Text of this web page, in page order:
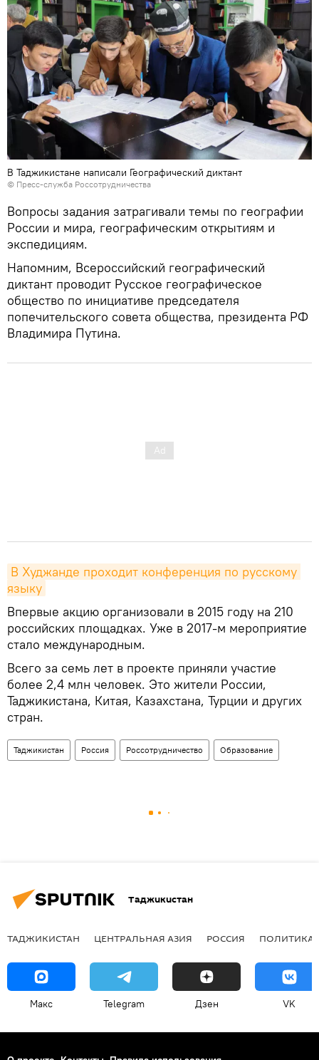
В Таджикистане написали Географический диктант
© Пресс-служба Россотрудничества
Вопросы задания затрагивали темы по географии
России и мира, географическим открытиям и
экспедициям.
Напомним, Всероссийский географический
диктант проводит Русское географическое
общество по инициативе председателя
попечительского совета общества, президента РФ
Владимира Путина.
В Худжанде проходит конференция по русскому
языку
Впервые акцию организовали в 2015 году на 210
российских площадках. Уже в 2017-м мероприятие
стало международным.
Всего за семь лет в проекте приняли участие
более 2,4 млн человек. Это жители России,
Таджикистана, Китая, Казахстана, Турции и других
стран.
Таджикистан Россия Россотрудничество Образование
Таджикистан
ТАДЖИКИСТАН ЦЕНТРАЛЬНАЯ АЗИЯ РОССИЯ ПОЛИТИКА
Макс Telegram Дзен VK